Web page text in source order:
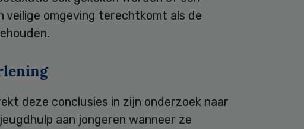
veilige omgeving terechtkomt als de
deze conclusies in zijn onderzoek naar
aan jongeren wanneer ze